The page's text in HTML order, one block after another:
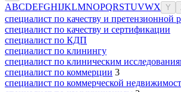
ABCDEFGHIJKLMNOPQRSTUVWX Y
специалист по качеству и претензионной
специалист по качеству и сертификации
специалист по КДП
специалист по клинингу
специалист по клиническим
специалист по коммерции 3
специалист по коммерческой